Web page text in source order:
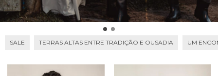
SALE TERRAS ALTAS ENTRE TRADIÇÃO E OUSADIA UM